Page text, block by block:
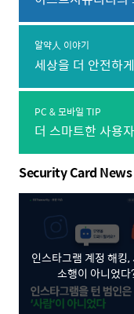
체성을 유지하면서도
병훈 이스트시큐리티
(기계학습) 분야의 전문
메가존클라우드, 클루
알약人 이야기
세상을 더 안전하
PC & 모바일 TIP
더 스마트한 사용
Security Card News
인스타그램 계정 해킹,
소행이 아니었다